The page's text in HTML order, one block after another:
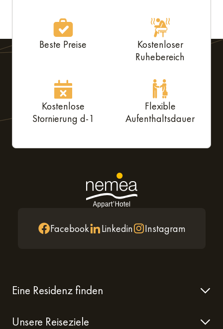
Beste Preise
Kostenloser
Ruhebereich
Kostenlose
Stornierung d-1
Flexible
Aufenthaltsdauer
Facebook Linkedin Instagram
Eine Residenz finden
Unsere Reiseziele